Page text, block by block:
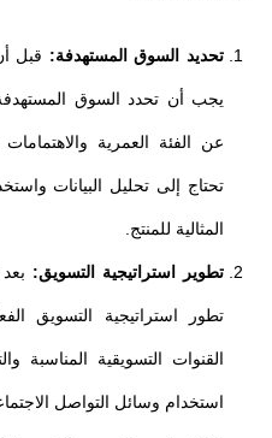
تحديد السوق المستهدفة: قبل
يجب أن تحدد السوق
عن الفئة العمرية والاهتمامات
تحتاج إلى تحليل البيانات
المثالية للمنتج.
تطوير استراتيجية التسويق:
تطور استراتيجية التسويق
القنوات التسويقية المناسبة
استخدام وسائل التواصل